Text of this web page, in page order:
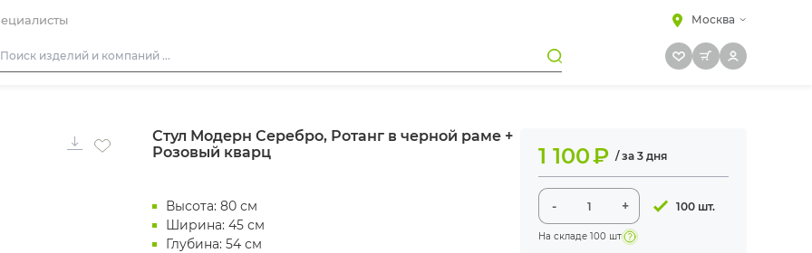
Москва
Стул Модерн Серебро, Ротанг в черной раме +
Розовый кварц
Высота: 80 см
Ширина: 45 см
Глубина: 54 см
1 100₽ / за 3 дня
- + 100 шт.
На складе 100 шт